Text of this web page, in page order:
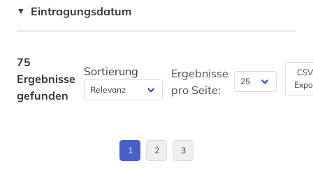
interview (2)
iranistik (1)
islamwissenschaft (1)
Litauen (2)
Moldawien (1)
Osteuropa (12)
▼ Eintragungsdatum
75
Ergebnisse
gefunden
Sortierung
Ergebnisse
pro Seite:
1 2 3